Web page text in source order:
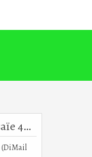
24 juin St Jean-Baptiste (Isaïe 49, 1-6) (DiMail 150)